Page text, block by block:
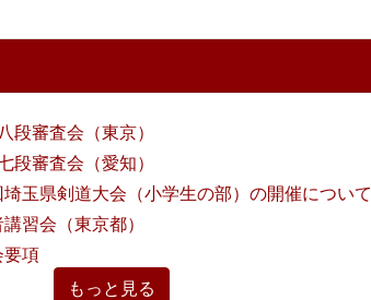
段審査会（東京）
段審査会（愛知）
玉県剣道大会（小学生の部）の開催について
習会（東京都）
項
もっと見る